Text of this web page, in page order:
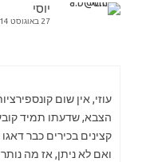
יוסי
27 באוגוסט 2014
עוזי, אין שום
הצבא, שדעתו תמיד
קצינים בכירים כבר
ואם לא ניתן, אז מה